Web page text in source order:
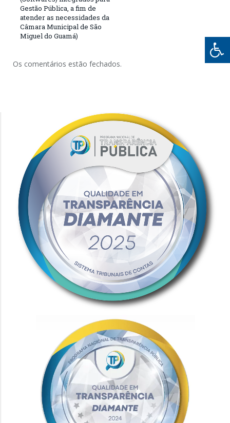
Gestão Pública, a fim de
atender as necessidades da
Câmara Municipal de São
Miguel do Guamá)
Os comentários estão fechados.